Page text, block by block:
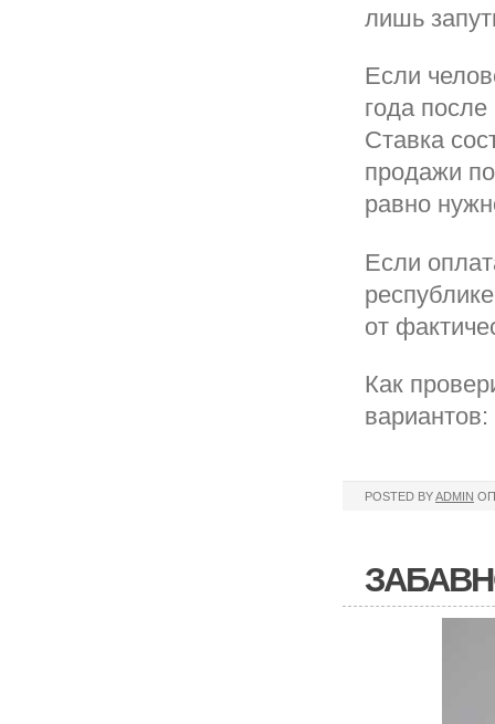
лишь
Если
года
Ставка
продажи
равно
Если
от
Как
вариантов:
POSTED BYADMIN